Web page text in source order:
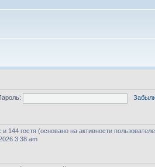
144 гостя (основано на активности
3:38 am